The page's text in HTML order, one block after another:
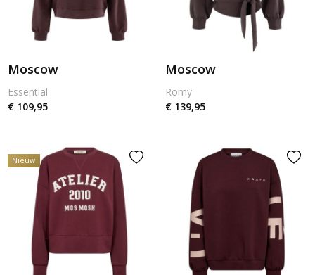
Moscow
Essential
€ 109,95
Moscow
Romy
€ 139,95
Nieuw